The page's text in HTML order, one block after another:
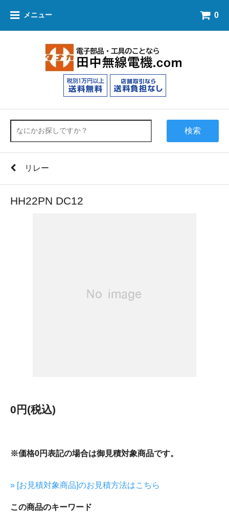
メニュー 0
検索
リレー
HH22PN DC12
0円(税込)
※価格0円表記の場合は御見積対象商品です。
» [お見積対象商品]のお見積方法はこちら
この商品のキーワード